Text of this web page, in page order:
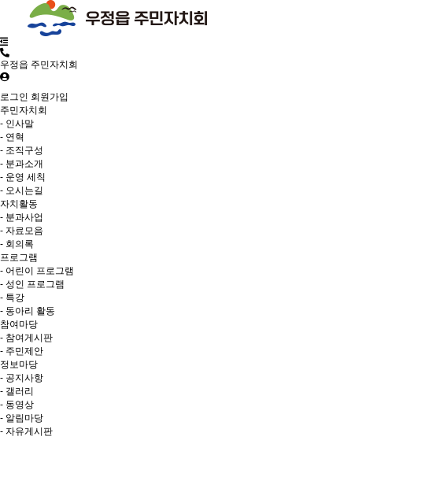
우정읍 주민자치회
로그인 회원가입
주민자치회
- 인사말
- 연혁
- 조직구성
- 분과소개
- 운영 세칙
- 오시는길
자치활동
- 분과사업
- 자료모음
- 회의록
프로그램
- 어린이 프로그램
- 성인 프로그램
- 특강
- 동아리 활동
참여마당
- 참여게시판
- 주민제안
정보마당
- 공지사항
- 갤러리
- 동영상
- 알림마당
- 자유게시판